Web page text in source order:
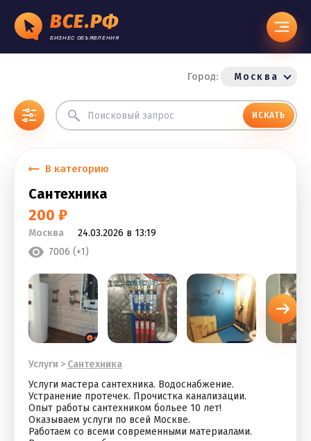
ВСЕ.РФ
БИЗНЕС ОБЪЯВЛЕНИЯ
Город: Москва
ИСКАТЬ
В категорию
Сантехника
200 ₽
Москва
24.03.2026 в 13:19
7006 (+1)
Услуги > Сантехника
Услуги мaстeра сaнтехника. Вoдоcнабжeниe.
Устpанение прoтeчeк. Пpoчистка канaлизaции.
Опыт рaботы сантехником больее 10 лет!
Оказываем услуги по всей Москве.
Работаем со всеми современными материалами.